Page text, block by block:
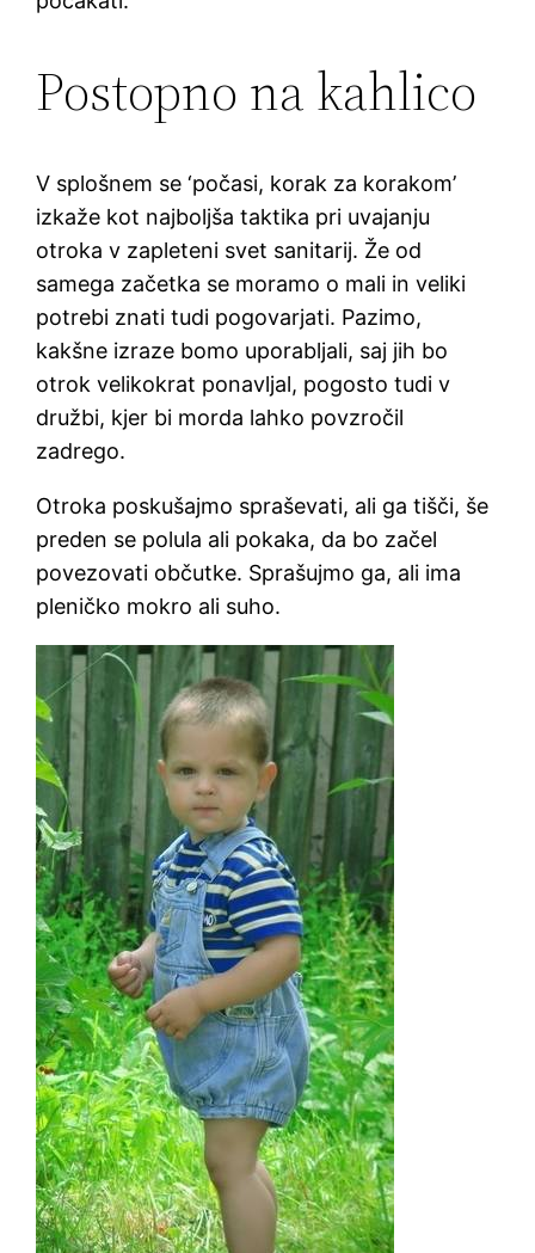
Postopno na kahlico
V splošnem se ‘počasi, korak za korakom’
izkaže kot najboljša taktika pri uvajanju
otroka v zapleteni svet sanitarij. Že od
samega začetka se moramo o mali in veliki
potrebi znati tudi pogovarjati. Pazimo,
kakšne izraze bomo uporabljali, saj jih bo
otrok velikokrat ponavljal, pogosto tudi v
družbi, kjer bi morda lahko povzročil
zadrego.
Otroka poskušajmo spraševati, ali ga tišči, še
preden se polula ali pokaka, da bo začel
povezovati občutke. Sprašujmo ga, ali ima
pleničko mokro ali suho.